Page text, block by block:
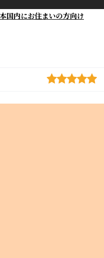
国内にお住まいの方向け